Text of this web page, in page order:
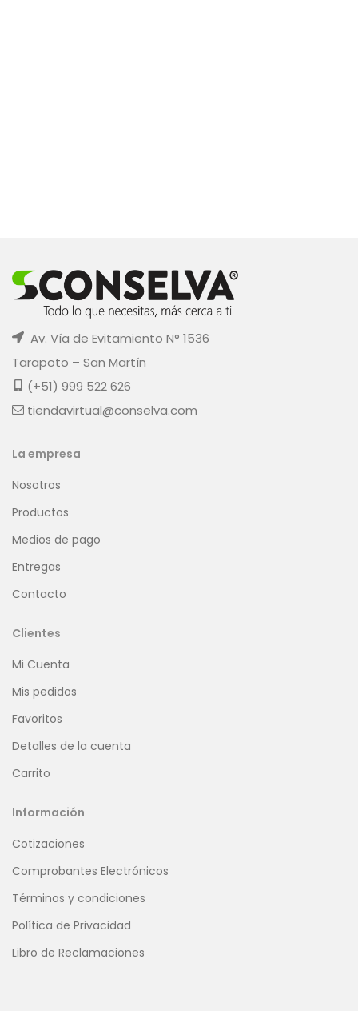
Av. Vía de Evitamiento N° 1536
Tarapoto – San Martín
(+51) 999 522 626
tiendavirtual@conselva.com
La empresa
Nosotros
Productos
Medios de pago
Entregas
Contacto
Clientes
Mi Cuenta
Mis pedidos
Favoritos
Detalles de la cuenta
Carrito
Información
Cotizaciones
Comprobantes Electrónicos
Términos y condiciones
Política de Privacidad
Libro de Reclamaciones